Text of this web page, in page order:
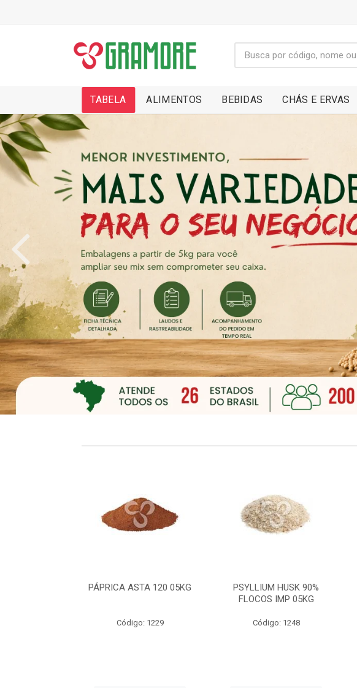
TABELA ALIMENTOS BEBIDAS CHÁS E ERVAS
PÁPRICA ASTA 120 05KG
Código: 1229
PSYLLIUM HUSK 90%
FLOCOS IMP 05KG
Código: 1248